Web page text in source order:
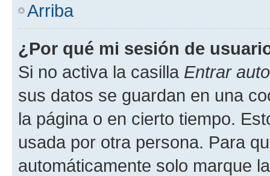
Arriba
¿Por qué mi sesión de
Si no activa la casilla Entrar
sus datos se guardan en una
la página o en cierto tiempo.
usada por otra persona. Para
automáticamente solo marque